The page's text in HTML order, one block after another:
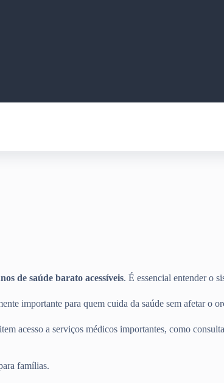
de saúde barato acessíveis. É essencial entender o
importante para quem cuida da saúde sem afetar o
acesso a serviços médicos importantes, como
famílias.